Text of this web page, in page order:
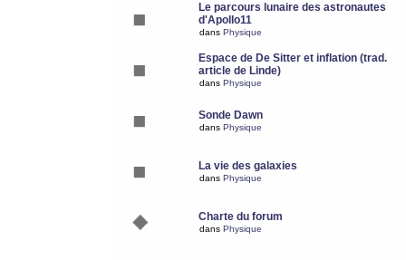
Le parcours lunaire des astronautes
d'Apollo11
dans Physique
Espace de De Sitter et inflation (trad.
article de Linde)
dans Physique
Sonde Dawn
dans Physique
La vie des galaxies
dans Physique
Charte du forum
dans Physique